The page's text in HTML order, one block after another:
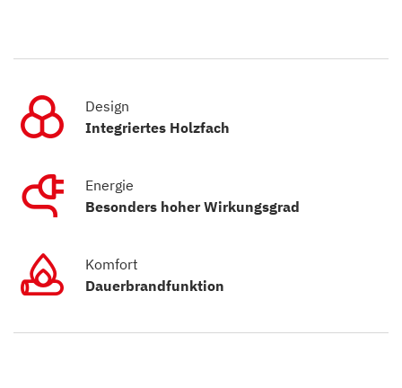
Design
Integriertes Holzfach
Energie
Besonders hoher Wirkungsgrad
Komfort
Dauerbrandfunktion